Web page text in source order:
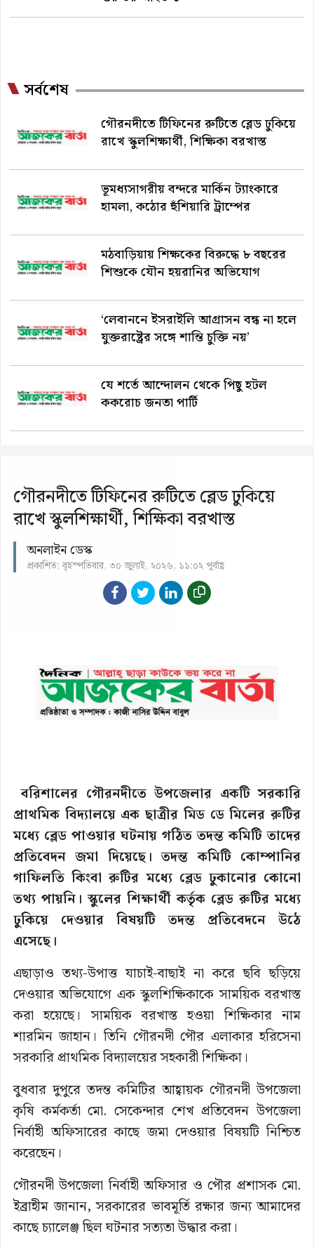
সর্বশেষ
গৌরনদীতে টিফিনের রুটিতে ব্লেড ঢুকিয়ে
রাখে স্কুলশিক্ষার্থী, শিক্ষিকা বরখাস্ত
ভূমধ্যসাগরীয় বন্দরে মার্কিন ট্যাংকারে
হামলা, কঠোর হুঁশিয়ারি ট্রাম্পের
মঠবাড়িয়ায় শিক্ষকের বিরুদ্ধে ৮ বছরের
শিশুকে যৌন হয়রানির অভিযোগ
‘লেবাননে ইসরাইলি আগ্রাসন বন্ধ না হলে
যুক্তরাষ্ট্রের সঙ্গে শান্তি চুক্তি নয়’
যে শর্তে আন্দোলন থেকে পিছু হটল
ককরোচ জনতা পার্টি
গৌরনদীতে টিফিনের রুটিতে ব্লেড ঢুকিয়ে
রাখে স্কুলশিক্ষার্থী, শিক্ষিকা বরখাস্ত
অনলাইন ডেস্ক
প্রকাশিত: বৃহস্পতিবার, ৩০ জুলাই, ২০২৬, ১১:০২ পূর্বাহ্ণ
বরিশালের গৌরনদীতে উপজেলার একটি সরকারি
প্রাথমিক বিদ্যালয়ে এক ছাত্রীর মিড ডে মিলের রুটির
মধ্যে ব্লেড পাওয়ার ঘটনায় গঠিত তদন্ত কমিটি তাদের
প্রতিবেদন জমা দিয়েছে। তদন্ত কমিটি কোম্পানির
গাফিলতি কিংবা রুটির মধ্যে ব্লেড ঢুকানোর কোনো
তথ্য পায়নি। স্কুলের শিক্ষার্থী কর্তৃক ব্লেড রুটির মধ্যে
ঢুকিয়ে দেওয়ার বিষয়টি তদন্ত প্রতিবেদনে উঠে
এসেছে।
এছাড়াও তথ্য-উপাত্ত যাচাই-বাছাই না করে ছবি ছড়িয়ে
দেওয়ার অভিযোগে এক স্কুলশিক্ষিকাকে সাময়িক বরখাস্ত
করা হয়েছে। সাময়িক বরখাস্ত হওয়া শিক্ষিকার নাম
শারমিন জাহান। তিনি গৌরনদী পৌর এলাকার হরিসেনা
সরকারি প্রাথমিক বিদ্যালয়ের সহকারী শিক্ষিকা।
বুধবার দুপুরে তদন্ত কমিটির আহ্বায়ক গৌরনদী উপজেলা
কৃষি কর্মকর্তা মো. সেকেন্দার শেখ প্রতিবেদন উপজেলা
নির্বাহী অফিসারের কাছে জমা দেওয়ার বিষয়টি নিশ্চিত
করেছেন।
গৌরনদী উপজেলা নির্বাহী অফিসার ও পৌর প্রশাসক মো.
ইব্রাহীম জানান, সরকারের ভাবমূর্তি রক্ষার জন্য আমাদের
কাছে চ্যালেঞ্জ ছিল ঘটনার সত্যতা উদ্ধার করা।